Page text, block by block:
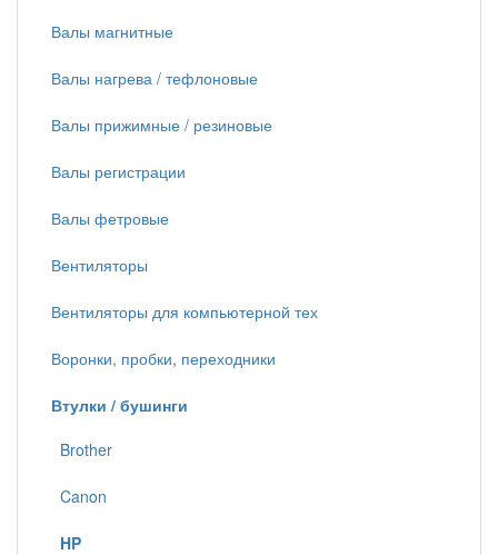
Валы магнитные
Валы нагрева / тефлоновые
Валы прижимные / резиновые
Валы регистрации
Валы фетровые
Вентиляторы
Вентиляторы для компьютерной тех
Воронки, пробки, переходники
Втулки / бушинги
Brother
Canon
HP